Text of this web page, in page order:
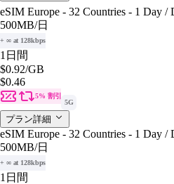
eSIM Europe - 32 Countries - 1 Day /
500MB/日
+ ∞ at 128kbps
1日間
$0.92/GB
$0.46
5% 割引
5G
プラン詳細
eSIM Europe - 32 Countries - 1 Day /
500MB/日
+ ∞ at 128kbps
1日間